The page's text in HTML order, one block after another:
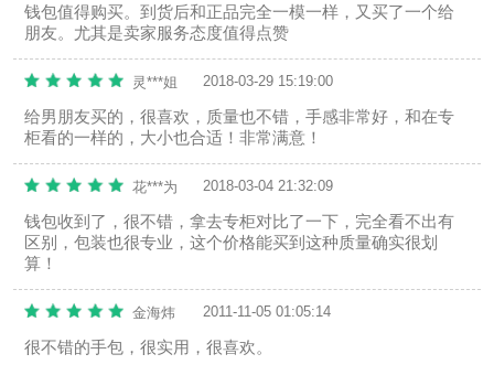
钱包值得购买。到货后和正品完全一模一样，又买了一个给
朋友。尤其是卖家服务态度值得点赞
灵***姐 2018-03-29 15:19:00
给男朋友买的，很喜欢，质量也不错，手感非常好，和在专
柜看的一样的，大小也合适！非常满意！
花***为 2018-03-04 21:32:09
钱包收到了，很不错，拿去专柜对比了一下，完全看不出有
区别，包装也很专业，这个价格能买到这种质量确实很划
算！
金海炜 2011-11-05 01:05:14
很不错的手包，很实用，很喜欢。